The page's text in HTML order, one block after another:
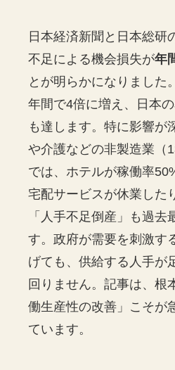
日本経済新聞と日本総研
不足による機会損失が年
とが明らかになりました
年間で4倍に増え、日本
も達します。特に影響が
や介護などの非製造業（
では、ホテルが稼働率
宅配サービスが休業した
「人手不足倒産」も過去
す。政府が需要を刺激す
げても、供給する人手が
回りません。記事は、根
働生産性の改善」こそが
ています。